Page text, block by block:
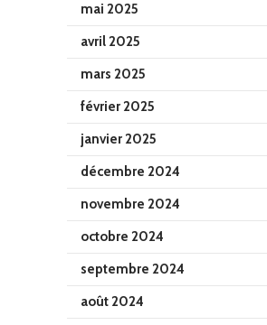
mai 2025
avril 2025
mars 2025
février 2025
janvier 2025
décembre 2024
novembre 2024
octobre 2024
septembre 2024
août 2024